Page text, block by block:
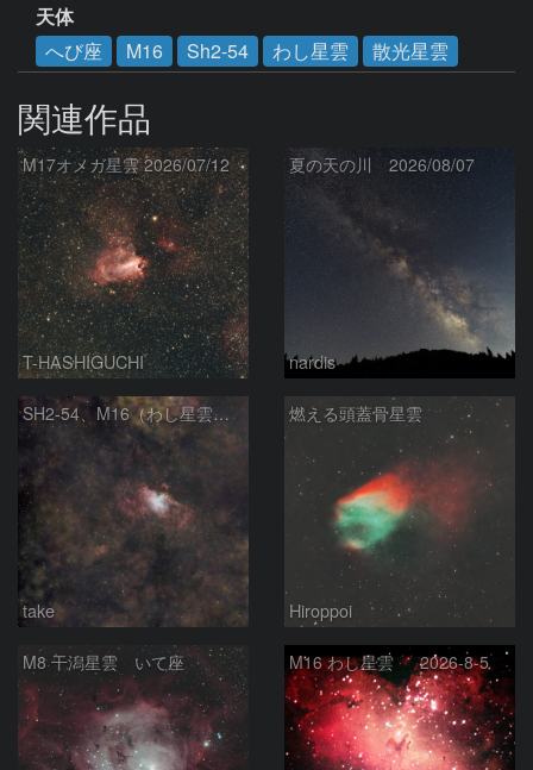
天体
へび座
M16 Sh2-54 わし星雲 散光星雲
関連作品
M17オメガ星雲 2026/07/12
T-HASHIGUCHI
夏の天の川 2026/08/07
nardis
SH2‑54、M16（わし星雲）、M17（オメガ星雲）
take
燃える頭蓋骨星雲
Hiroppoi
M8 干潟星雲 いて座 M16 わし星雲 2026-8-5